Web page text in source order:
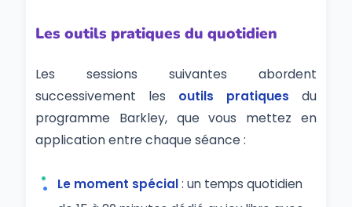
Les outils pratiques du quotidien
Les sessions suivantes abordent
successivement les outils pratiques du
programme Barkley, que vous mettez en
application entre chaque séance :
Le moment spécial: un temps quotidien